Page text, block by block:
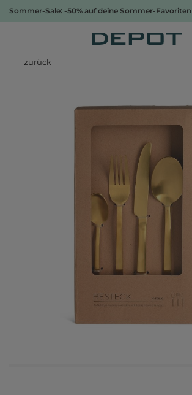
Sommer-Sale: -50% auf deine Sommer-Favoriten
zurück